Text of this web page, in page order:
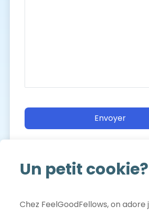
Un petit cookie?
Chez FeelGoodFellows, on adore